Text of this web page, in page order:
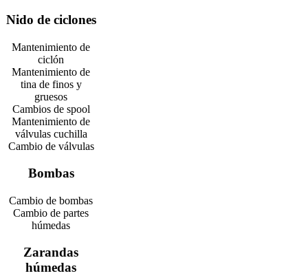
Nido de ciclones
Mantenimiento de
ciclón
Mantenimiento de
tina de finos y
gruesos
Cambios de spool
Mantenimiento de
válvulas cuchilla
Cambio de válvulas
Bombas
Cambio de bombas
Cambio de partes
húmedas
Zarandas
húmedas